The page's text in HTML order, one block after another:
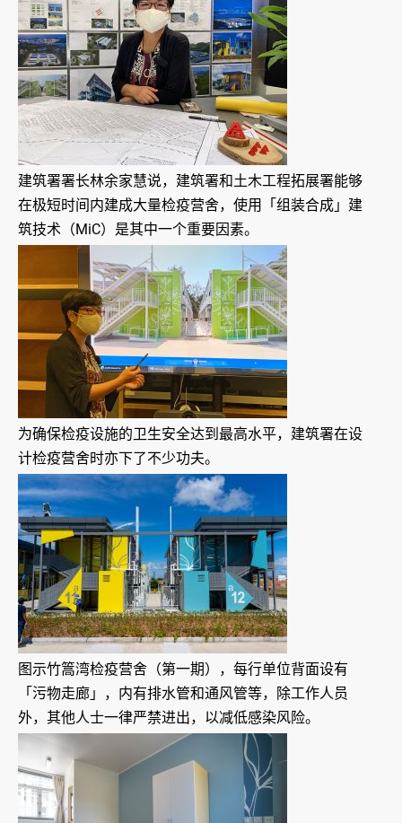
建筑署署长林余家慧说，建筑署和土木工程拓展署能够
在极短时间内建成大量检疫营舍，使用「组装合成」建
筑技术（MiC）是其中一个重要因素。
为确保检疫设施的卫生安全达到最高水平，建筑署在设
计检疫营舍时亦下了不少功夫。
图示竹篙湾检疫营舍（第一期），每行单位背面设有
「污物走廊」，内有排水管和通风管等，除工作人员
外，其他人士一律严禁进出，以减低感染风险。